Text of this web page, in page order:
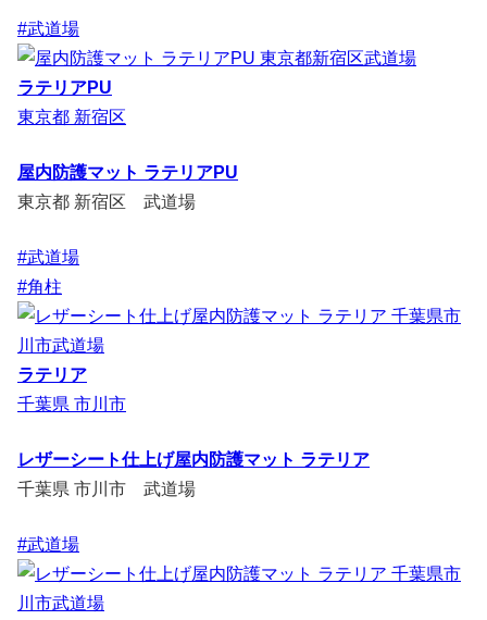
#武道場
ラテリアPU
東京都 新宿区
屋内防護マット ラテリアPU
東京都 新宿区 武道場
#武道場
#角柱
ラテリア
千葉県 市川市
レザーシート仕上げ屋内防護マット ラテリア
千葉県 市川市 武道場
#武道場